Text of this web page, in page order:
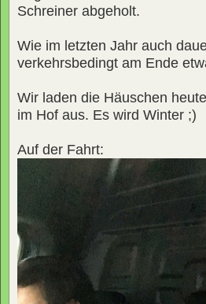
Schreiner abgeholt.
Wie im letzten Jahr auch
verkehrsbedingt am Ende
Wir laden die Häuschen
im Hof aus. Es wird Winter ;)
Auf der Fahrt: